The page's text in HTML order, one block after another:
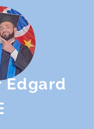
Edgard